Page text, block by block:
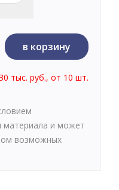
в корзину
тыс. руб., от 10 шт.
материала и может
возможных